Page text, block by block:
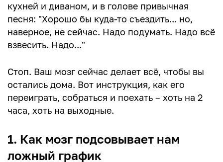
кухней и диваном, и в голове привычная
песня: "Хорошо бы куда-то съездить... но,
наверное, не сейчас. Надо подумать. Надо всё
взвесить. Надо..."
Стоп. Ваш мозг сейчас делает всё, чтобы вы
остались дома. Вот инструкция, как его
переиграть, собраться и поехать – хоть на 2
часа, хоть на выходные.
1. Как мозг подсовывает нам
ложный график